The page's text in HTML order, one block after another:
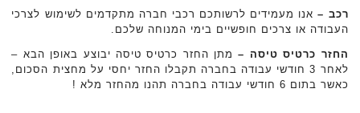
רכב –אנו מעמידים לרשותכם רכבי חברה מתקדמים לשימוש לצרכי
העבודה או צרכים חופשיים בימי המנוחה שלכם.
החזר כרטיס טיסה –מתן החזר כרטיס טיסה יבוצע באופן הבא –
לאחר 3 חודשי עבודה בחברה תקבלו החזר יחסי על מחצית הסכום,
כאשר בתום 6 חודשי עבודה בחברה תהנו מהחזר מלא !